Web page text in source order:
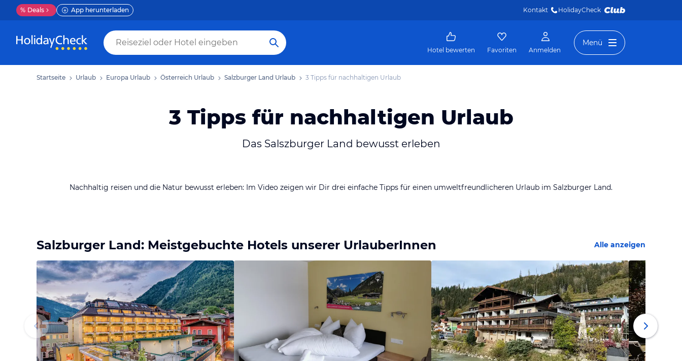
% Deals App herunterladen Kontakt HolidayCheck
Hotel bewerten Favoriten Anmelden
Menü
Startseite Urlaub Europa Urlaub Österreich Urlaub Salzburger Land Urlaub 3 Tipps für nachhaltigen Urlaub
3 Tipps für nachhaltigen Urlaub
Das Salszburger Land bewusst erleben
Nachhaltig reisen und die Natur bewusst erleben: Im Video zeigen wir Dir drei einfache Tipps für einen umweltfreundlicheren Urlaub im Salzburger Land.
Salzburger Land: Meistgebuchte Hotels unserer UrlauberInnen Alle anzeigen